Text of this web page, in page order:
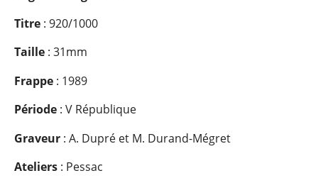
Titre : 920/1000
Taille : 31mm
Frappe : 1989
Période : V République
Graveur : A. Dupré et M. Durand-Mégret
Ateliers : Pessac